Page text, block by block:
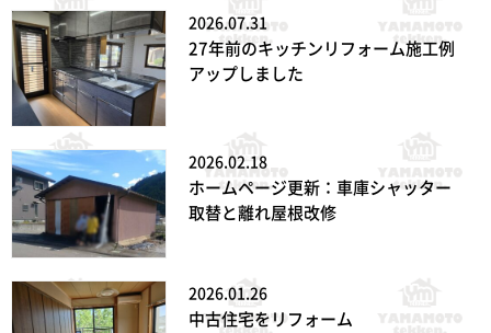
2026.07.31
27年前のキッチンリフォーム施工例
アップしました
2026.02.18
ホームページ更新：車庫シャッター
取替と離れ屋根改修
2026.01.26
中古住宅をリフォーム